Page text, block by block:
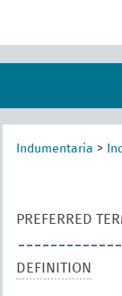
Indumentaria >
PREFERRED
DEFINITION